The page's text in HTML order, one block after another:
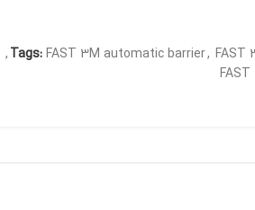
Tags: FAST 3M automatic barrier, FAST
,